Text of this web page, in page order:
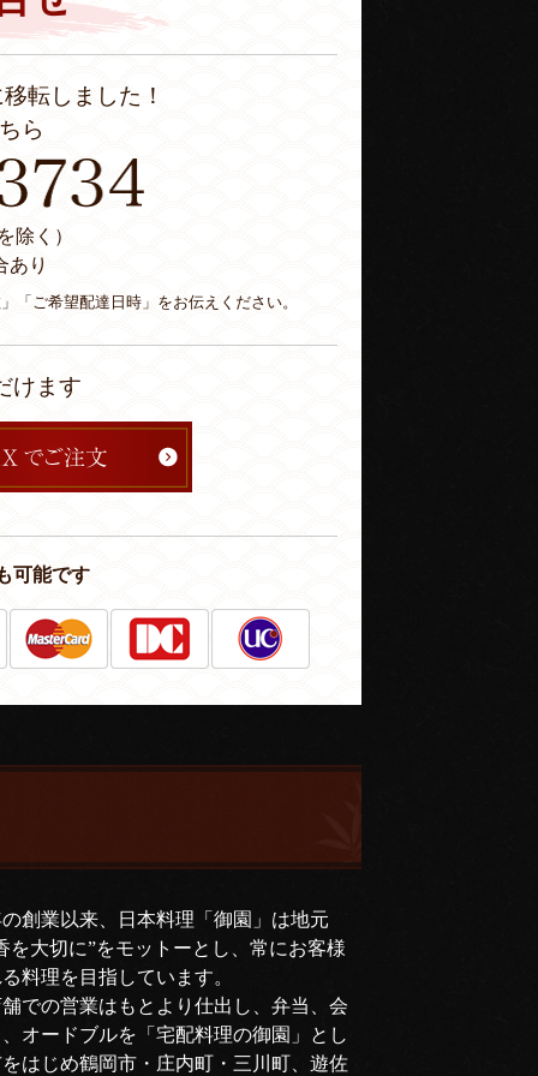
転しました！
ら
除く）
あり
「ご希望配達日時」をお伝えください。
けます
可能です
創業以来、日本料理「御園」は地元
を大切に”をモットーとし、常にお客様
料理を目指しています。
での営業はもとより仕出し、弁当、会
オードブルを「宅配料理の御園」とし
はじめ鶴岡市・庄内町・三川町、遊佐